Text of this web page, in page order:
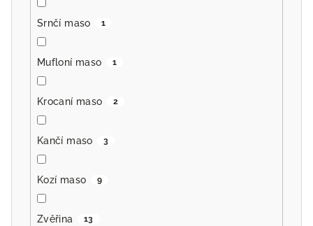
Srnčí maso 1
Mufloní maso 1
Krocaní maso 2
Kančí maso 3
Kozí maso 9
Zvěřina 13